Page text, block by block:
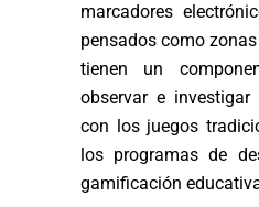
marcadores
pensados como
tienen un
observar e
con los juegos
los programas de
gamificación